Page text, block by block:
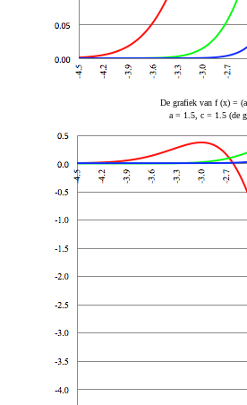
De grafiek van f (x) =
a = 1.5, c = 1.5 (de